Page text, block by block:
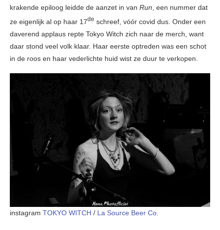
krakende epiloog leidde de aanzet in van Run, een nummer dat
ze eigenlijk al op haar 17de schreef, vóór covid dus. Onder een
daverend applaus repte Tokyo Witch zich naar de merch, want
daar stond veel volk klaar. Haar eerste optreden was een schot
in de roos en haar vederlichte huid wist ze duur te verkopen.
instagram TOKYO WITCH / La Source Beer Co.